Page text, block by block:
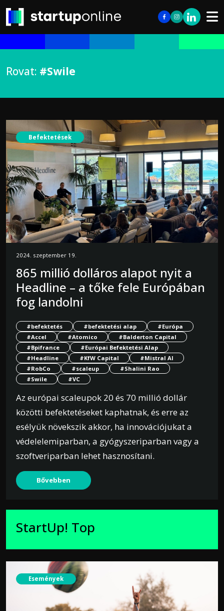
Rovat: #Swile
Befektetések
2024. szeptember 19.
865 millió dolláros alapot nyit a
Headline – a tőke fele Európában
fog landolni
#befektetés #befektetési alap
#Európa
#Accel
#Atomico
#Balderton Capital
#Bpifrance
#Európai Befektetési Alap
#Headline
#KfW Capital
#Mistral AI
#RobCo
#scaleup
#Shalini Rao
#Swile
#VC
Az európai scaleupok 20 és 70 millió dollár
közötti befektetéseket kaphatnak, és erre az
esélyük növekszik akkor, ha innovációjukat a
védelelemiparban, a gyógyszeriparban vagy a
szoftveriparban lehet hasznosítani.
Bővebben
StartUp! Top
Események